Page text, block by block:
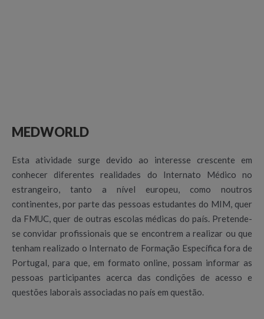
MEDWORLD
Esta atividade surge devido ao interesse crescente em
conhecer diferentes realidades do Internato Médico no
estrangeiro, tanto a nível europeu, como noutros
continentes, por parte das pessoas estudantes do MIM, quer
da FMUC, quer de outras escolas médicas do país. Pretende-
se convidar profissionais que se encontrem a realizar ou que
tenham realizado o Internato de Formação Específica fora de
Portugal, para que, em formato online, possam informar as
pessoas participantes acerca das condições de acesso e
questões laborais associadas no país em questão.